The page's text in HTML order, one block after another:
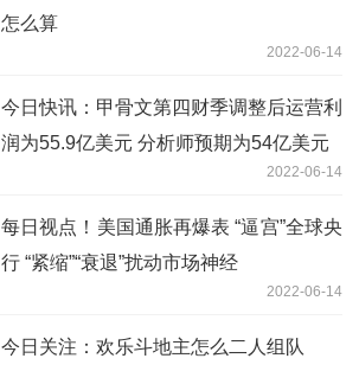
怎么算
2022-06-14
今日快讯：甲骨文第四财季调整后运营利
润为55.9亿美元 分析师预期为54亿美元
2022-06-14
每日视点！美国通胀再爆表 “逼宫”全球央
行 “紧缩”“衰退”扰动市场神经
2022-06-14
今日关注：欢乐斗地主怎么二人组队